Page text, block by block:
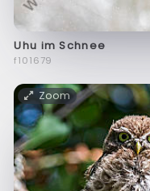
Uhu im Schnee
f101679
Zoom